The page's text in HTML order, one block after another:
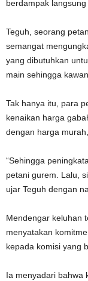
berdampak
Teguh, seorang
semangat
yang dibutuhkan
main sehingga
Tak hanya itu, para
kenaikan harga
dengan harga
“Sehingga
petani gurem. Lalu,
ujar Teguh dengan
Mendengar keluhan
menyatakan
kepada komisi yang
Ia menyadari bahwa